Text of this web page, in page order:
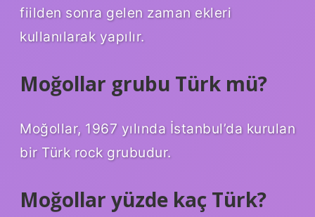
fiilden sonra gelen zaman ekleri
kullanılarak yapılır.
Moğollar grubu Türk mü?
Moğollar, 1967 yılında İstanbul’da kurulan
bir Türk rock grubudur.
Moğollar yüzde kaç Türk?